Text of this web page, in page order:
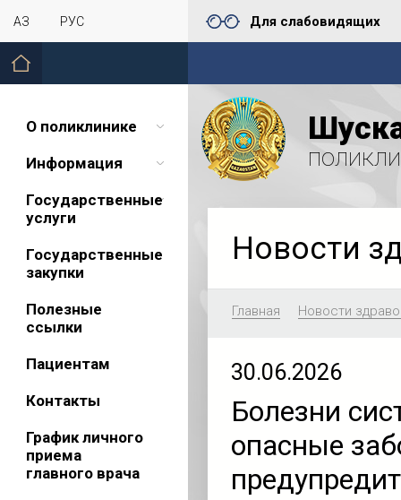
ҚАЗ РУС Для слабовидящих
О поликлинике
Информация
Государственные
услуги
Государственные
закупки
Полезные
ссылки
Пациентам
Контакты
График личного
приема
главного врача
Новости
Главная Новости
30.06.2026
Болезни
опасные